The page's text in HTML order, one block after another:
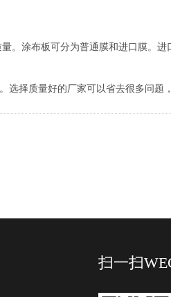
涂布板可分为普通膜和进口膜。进
择质量好的厂家可以省去很多问题
扫一扫